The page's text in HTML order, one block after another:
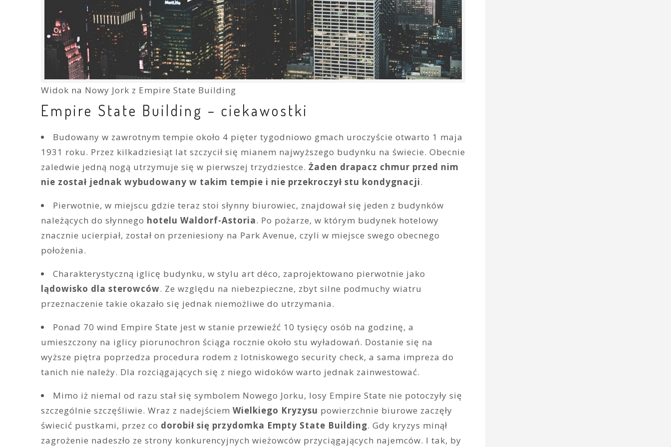
Widok na Nowy Jork z Empire State Building
Empire State Building – ciekawostki
Budowany w zawrotnym tempie około 4 pięter tygodniowo gmach uroczyście otwarto 1 maja
1931 roku. Przez kilkadziesiąt lat szczycił się mianem najwyższego budynku na świecie. Obecnie
zaledwie jedną nogą utrzymuje się w pierwszej trzydziestce. Żaden drapacz chmur przed nim
nie został jednak wybudowany w takim tempie i nie przekroczył stu kondygnacji.
Pierwotnie, w miejscu gdzie teraz stoi słynny biurowiec, znajdował się jeden z budynków
należących do słynnego hotelu Waldorf-Astoria. Po pożarze, w którym budynek hotelowy
znacznie ucierpiał, został on przeniesiony na Park Avenue, czyli w miejsce swego obecnego
położenia.
Charakterystyczną iglicę budynku, w stylu art déco, zaprojektowano pierwotnie jako
lądowisko dla sterowców. Ze względu na niebezpieczne, zbyt silne podmuchy wiatru
przeznaczenie takie okazało się jednak niemożliwe do utrzymania.
Ponad 70 wind Empire State jest w stanie przewieźć 10 tysięcy osób na godzinę, a
umieszczony na iglicy piorunochron ściąga rocznie około stu wyładowań. Dostanie się na
wyższe piętra poprzedza procedura rodem z lotniskowego security check, a sama impreza do
tanich nie należy. Dla rozciągających się z niego widoków warto jednak zainwestować.
Mimo iż niemal od razu stał się symbolem Nowego Jorku, losy Empire State nie potoczyły się
szczególnie szczęśliwie. Wraz z nadejściem Wielkiego Kryzysu powierzchnie biurowe zaczęły
świecić pustkami, przez co dorobił się przydomka Empty State Building. Gdy kryzys minął
zagrożenie nadeszło ze strony konkurencyjnych wieżowców przyciągających najemców. I tak, by